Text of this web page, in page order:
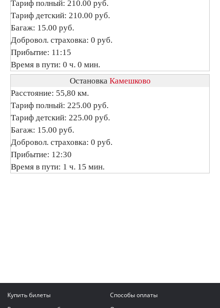
Тариф полный: 210.00 руб.
Тариф детский: 210.00 руб.
Багаж: 15.00 руб.
Добровол. страховка: 0 руб.
Прибытие: 11:15
Время в пути: 0 ч. 0 мин.
Остановка Камешково
Расстояние: 55,80 км.
Тариф полный: 225.00 руб.
Тариф детский: 225.00 руб.
Багаж: 15.00 руб.
Добровол. страховка: 0 руб.
Прибытие: 12:30
Время в пути: 1 ч. 15 мин.
Купить билеты
Способы оплаты